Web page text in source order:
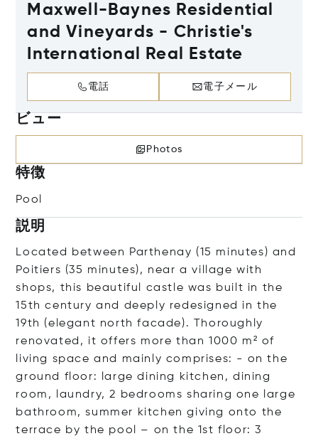
Maxwell-Baynes Residential
and Vineyards - Christie's
International Real Estate
電話 電子メール
ビュー
Photos
特徴
Pool
説明
Located between Parthenay (15 minutes) and
Poitiers (35 minutes), near a village with
shops, this beautiful castle was built in the
15th century and deeply redesigned in the
19th (elegant north facade). Thoroughly
renovated, it offers more than 1000 m² of
living space and mainly comprises: - on the
ground floor: large dining kitchen, dining
room, laundry, 2 bedrooms sharing one large
bathroom, summer kitchen giving onto the
terrace by the pool – on the 1st floor: 3